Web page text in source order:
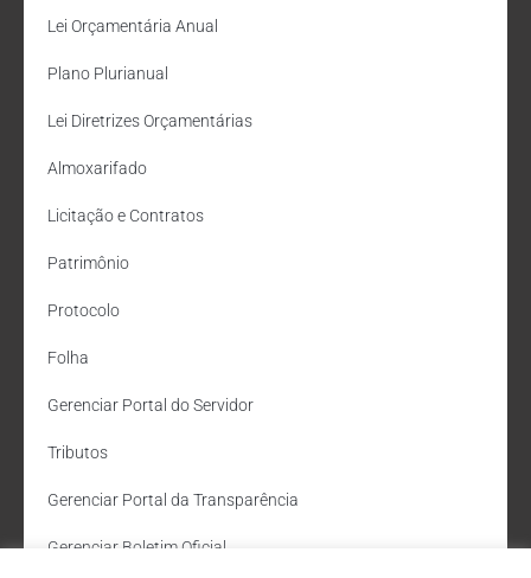
Lei Orçamentária Anual
Plano Plurianual
Lei Diretrizes Orçamentárias
Almoxarifado
Licitação e Contratos
Patrimônio
Protocolo
Folha
Gerenciar Portal do Servidor
Tributos
Gerenciar Portal da Transparência
Gerenciar Boletim Oficial